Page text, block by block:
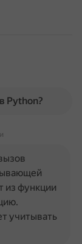
Python?
из функции
учитывать